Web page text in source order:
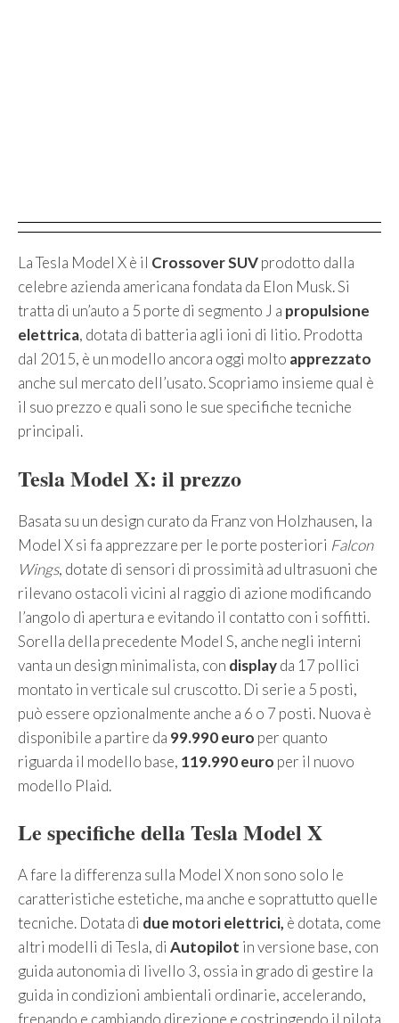
La Tesla Model X è il Crossover SUVprodotto dalla
celebre azienda americana fondata da Elon Musk. Si
tratta di un’auto a 5 porte di segmento J a propulsione
elettrica, dotata di batteria agli ioni di litio. Prodotta
dal 2015, è un modello ancora oggi molto apprezzato
anche sul mercato dell’usato. Scopriamo insieme qual è
il suo prezzo e quali sono le sue specifiche tecniche
principali.
Tesla Model X: il prezzo
Basata su un design curato da Franz von Holzhausen, la
Model X si fa apprezzare per le porte posteriori Falcon
Wings, dotate di sensori di prossimità ad ultrasuoni che
rilevano ostacoli vicini al raggio di azione modificando
l’angolo di apertura e evitando il contatto con i soffitti.
Sorella della precedente Model S, anche negli interni
vanta un design minimalista, con displayda 17 pollici
montato in verticale sul cruscotto. Di serie a 5 posti,
può essere opzionalmente anche a 6 o 7 posti. Nuova è
disponibile a partire da 99.990 euro per quanto
riguarda il modello base, 119.990 euro per il nuovo
modello Plaid.
Le specifiche della Tesla Model X
A fare la differenza sulla Model X non sono solo le
caratteristiche estetiche, ma anche e soprattutto quelle
tecniche. Dotata di due motori elettrici, è dotata, come
altri modelli di Tesla, di Autopilot in versione base, con
guida autonomia di livello 3, ossia in grado di gestire la
guida in condizioni ambientali ordinarie, accelerando,
frenando e cambiando direzione e costringendo il pilota